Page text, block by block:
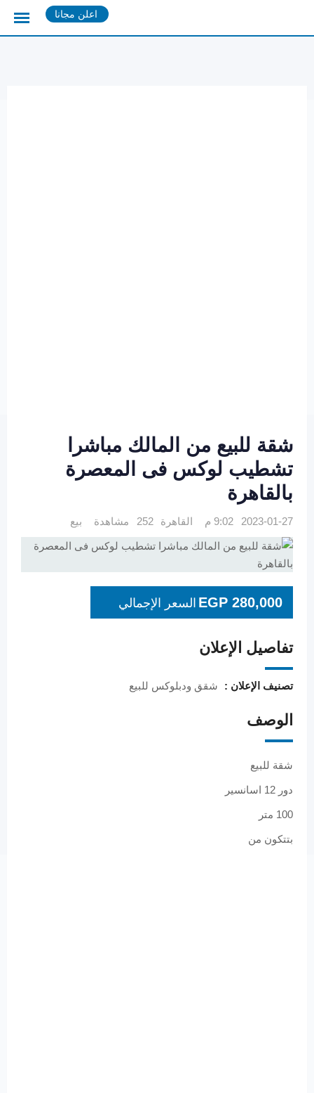
اعلن مجانا
شقة للبيع من المالك مباشرا
تشطيب لوكس فى المعصرة
بالقاهرة
2023-01-27 9:02 م القاهرة 252 مشاهدة بيع
EGP 280,000 السعر الإجمالي
تفاصيل الإعلان
تصنيف الإعلان : شقق ودبلوكس للبيع
الوصف
شقة للبيع
دور 12 اسانسير
100 متر
بتتكون من